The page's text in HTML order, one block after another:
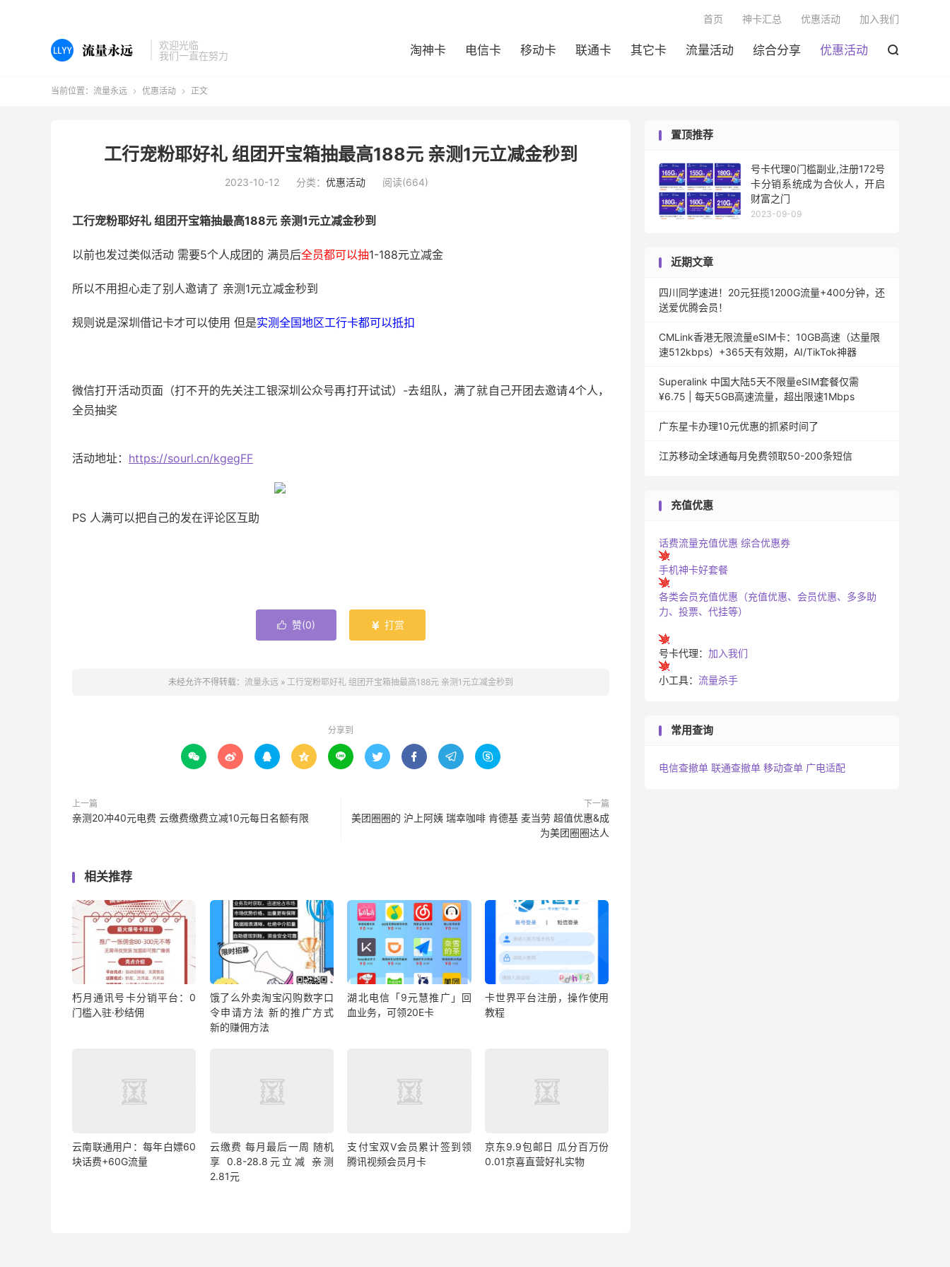
欢迎光临
我们一直在努力
淘神卡 电信卡 移动卡 联通卡 其它卡 流量活动 综合分享 优惠活动 
首页 神卡汇总 优惠活动 加入我们
当前位置： 流量永远  优惠活动  正文
工行宠粉耶好礼 组团开宝箱抽最高188元 亲测1元立减金秒到
2023-10-12 分类： 优惠活动 阅读(664)
工行宠粉耶好礼 组团开宝箱抽最高188元 亲测1元立减金秒到
以前也发过类似活动 需要5个人成团的 满员后全员都可以抽1-188元立减金
所以不用担心走了别人邀请了 亲测1元立减金秒到
规则说是深圳借记卡才可以使用 但是实测全国地区工行卡都可以抵扣
微信打开活动页面（打不开的先关注工银深圳公众号再打开试试）-去组队，满了就自己开团去邀请4个人，
全员抽奖
活动地址： https://sourl.cn/kgegFF
PS 人满可以把自己的发在评论区互助
 赞(0)  打赏
未经允许不得转载： 流量永远 » 工行宠粉耶好礼 组团开宝箱抽最高188元 亲测1元立减金秒到
分享到
        
上一篇
亲测20冲40元电费 云缴费缴费立减10元每日名额有限
下一篇
美团圈圈的 沪上阿姨 瑞幸咖啡 肯德基 麦当劳 超值优惠&成
为美团圈圈达人
相关推荐
朽月通讯号卡分销平台：0
门槛入驻·秒结佣
饿了么外卖淘宝闪购数字口
令申请方法 新的推广方式
新的赚佣方法
湖北电信「9元慧推广」回
血业务，可领20E卡
卡世界平台注册，操作使用
教程
云南联通用户：每年白嫖60
块话费+60G流量
云缴费 每月最后一周 随机
享 0.8-28.8元立减 亲测
2.81元
支付宝双V会员累计签到领
腾讯视频会员月卡
京东9.9包邮日 瓜分百万份
0.01京喜直营好礼实物
置顶推荐
号卡代理0门槛副业,注册172号
卡分销系统成为合伙人，开启
财富之门
2023-09-09
近期文章
四川同学速进！20元狂揽1200G流量+400分钟，还
送爱优腾会员！
CMLink香港无限流量eSIM卡：10GB高速（达量限
速512kbps）+365天有效期，AI/TikTok神器
Superalink 中国大陆5天不限量eSIM套餐仅需
¥6.75 | 每天5GB高速流量，超出限速1Mbps
广东星卡办理10元优惠的抓紧时间了
江苏移动全球通每月免费领取50-200条短信
充值优惠
话费流量充值优惠 综合优惠券
手机神卡好套餐
各类会员充值优惠（充值优惠、会员优惠、多多助
力、投票、代挂等）
号卡代理： 加入我们
小工具： 流量杀手
常用查询
电信查撤单 联通查撤单 移动查单 广电适配